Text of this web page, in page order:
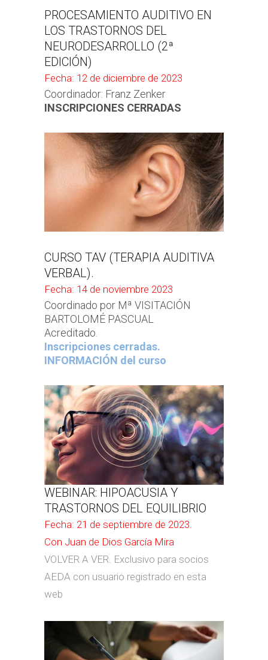
PROCESAMIENTO AUDITIVO EN
LOS TRASTORNOS DEL
NEURODESARROLLO (2ª
EDICIÓN)
Fecha: 12 de diciembre de 2023
Coordinador: Franz Zenker
INSCRIPCIONES CERRADAS
CURSO TAV (TERAPIA AUDITIVA
VERBAL).
Fecha: 14 de noviembre 2023
Coordinado por Mª VISITACIÓN
BARTOLOMÉ PASCUAL
Acreditado.
Inscripciones cerradas.
INFORMACIÓN del curso
WEBINAR: HIPOACUSIA Y
TRASTORNOS DEL EQUILIBRIO
Fecha: 21 de septiembre de 2023.
Con Juan de Dios García Mira
VOLVER A VER. Exclusivo para socios
AEDA con usuario registrado en esta
web